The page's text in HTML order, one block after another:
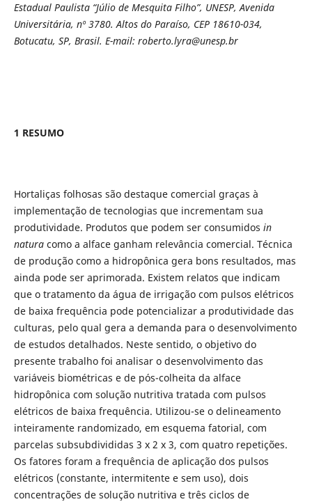
Estadual Paulista “Júlio de Mesquita Filho”, UNESP, Avenida
Universitária, nº 3780. Altos do Paraíso, CEP 18610-034,
Botucatu, SP, Brasil. E-mail: roberto.lyra@unesp.br
1 RESUMO
Hortaliças folhosas são destaque comercial graças à
implementação de tecnologias que incrementam sua
produtividade. Produtos que podem ser consumidos in
naturacomo a alface ganham relevância comercial. Técnica
de produção como a hidropônica gera bons resultados, mas
ainda pode ser aprimorada. Existem relatos que indicam
que o tratamento da água de irrigação com pulsos elétricos
de baixa frequência pode potencializar a produtividade das
culturas, pelo qual gera a demanda para o desenvolvimento
de estudos detalhados. Neste sentido, o objetivo do
presente trabalho foi analisar o desenvolvimento das
variáveis biométricas e de pós-colheita da alface
hidropônica com solução nutritiva tratada com pulsos
elétricos de baixa frequência. Utilizou-se o delineamento
inteiramente randomizado, em esquema fatorial, com
parcelas subsubdivididas 3 x 2 x 3, com quatro repetições.
Os fatores foram a frequência de aplicação dos pulsos
elétricos (constante, intermitente e sem uso), dois
concentrações de solução nutritiva e três ciclos de